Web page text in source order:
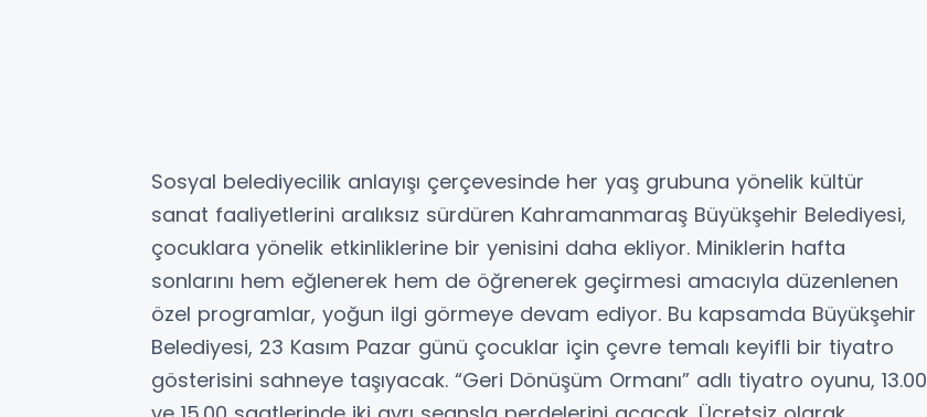
Sosyal belediyecilik anlayışı çerçevesinde her yaş grubuna yönelik kültür
sanat faaliyetlerini aralıksız sürdüren Kahramanmaraş Büyükşehir Belediyesi,
çocuklara yönelik etkinliklerine bir yenisini daha ekliyor. Miniklerin hafta
sonlarını hem eğlenerek hem de öğrenerek geçirmesi amacıyla düzenlenen
özel programlar, yoğun ilgi görmeye devam ediyor. Bu kapsamda Büyükşehir
Belediyesi, 23 Kasım Pazar günü çocuklar için çevre temalı keyifli bir tiyatro
gösterisini sahneye taşıyacak. “Geri Dönüşüm Ormanı” adlı tiyatro oyunu, 13.00